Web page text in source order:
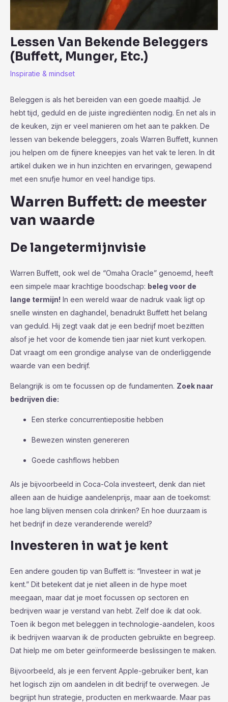
Lessen Van Bekende Beleggers
(Buffett, Munger, Etc.)
Inspiratie & mindset
Beleggen is als het bereiden van een goede maaltijd. Je
hebt tijd, geduld en de juiste ingrediënten nodig. En net als in
de keuken, zijn er veel manieren om het aan te pakken. De
lessen van bekende beleggers, zoals Warren Buffett, kunnen
jou helpen om de fijnere kneepjes van het vak te leren. In dit
artikel duiken we in hun inzichten en ervaringen, gewapend
met een snufje humor en veel handige tips.
Warren Buffett: de meester
van waarde
De langetermijnvisie
Warren Buffett, ook wel de “Omaha Oracle” genoemd, heeft
een simpele maar krachtige boodschap: beleg voor de
lange termijn! In een wereld waar de nadruk vaak ligt op
snelle winsten en daghandel, benadrukt Buffett het belang
van geduld. Hij zegt vaak dat je een bedrijf moet bezitten
alsof je het voor de komende tien jaar niet kunt verkopen.
Dat vraagt om een grondige analyse van de onderliggende
waarde van een bedrijf.
Belangrijk is om te focussen op de fundamenten. Zoek naar
bedrijven die:
Een sterke concurrentiepositie hebben
Bewezen winsten genereren
Goede cashflows hebben
Als je bijvoorbeeld in Coca-Cola investeert, denk dan niet
alleen aan de huidige aandelenprijs, maar aan de toekomst:
hoe lang blijven mensen cola drinken? En hoe duurzaam is
het bedrijf in deze veranderende wereld?
Investeren in wat je kent
Een andere gouden tip van Buffett is: “Investeer in wat je
kent.” Dit betekent dat je niet alleen in de hype moet
meegaan, maar dat je moet focussen op sectoren en
bedrijven waar je verstand van hebt. Zelf doe ik dat ook.
Toen ik begon met beleggen in technologie-aandelen, koos
ik bedrijven waarvan ik de producten gebruikte en begreep.
Dat hielp me om beter geïnformeerde beslissingen te maken.
Bijvoorbeeld, als je een fervent Apple-gebruiker bent, kan
het logisch zijn om aandelen in dit bedrijf te overwegen. Je
begrijpt hun strategie, producten en merkwaarde. Maar pas